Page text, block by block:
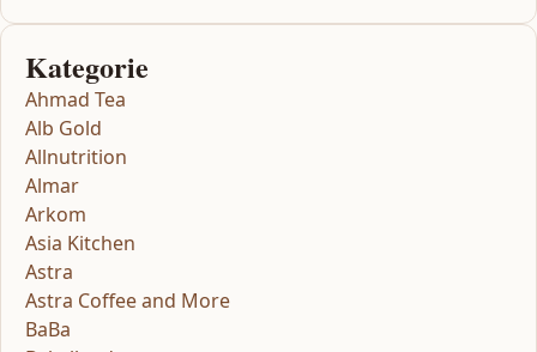
Kategorie
Ahmad Tea
Alb Gold
Allnutrition
Almar
Arkom
Asia Kitchen
Astra
Astra Coffee and More
BaBa